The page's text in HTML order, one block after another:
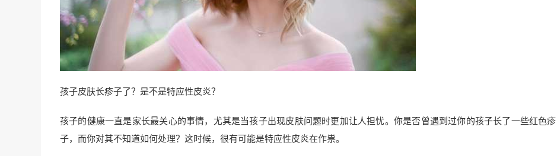
孩子皮肤长疹子了？是不是特应性皮炎？
孩子的健康一直是家长最关心的事情，尤其是当孩子出现皮肤问题时更加让人担忧。你是否曾遇到过你的孩子长了一些红色疹
子，而你对其不知道如何处理？这时候，很有可能是特应性皮炎在作祟。